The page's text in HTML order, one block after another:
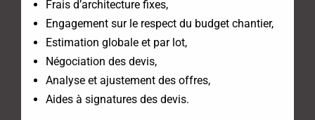
Frais d’architecture fixes,
Engagement sur le respect du budget chantier,
Estimation globale et par lot,
Négociation des devis,
Analyse et ajustement des offres,
Aides à signatures des devis.